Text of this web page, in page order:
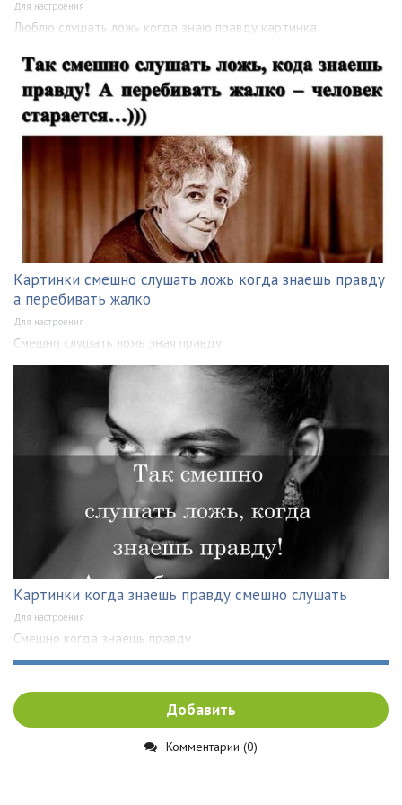
Для настроения
Люблю слушать ложь когда знаю правду картинка
Картинки смешно слушать ложь когда знаешь правду
а перебивать жалко
Для настроения
Смешно слушать ложь зная правду
Картинки когда знаешь правду смешно слушать
Для настроения
Смешно когда знаешь правду
Добавить
Комментарии (0)